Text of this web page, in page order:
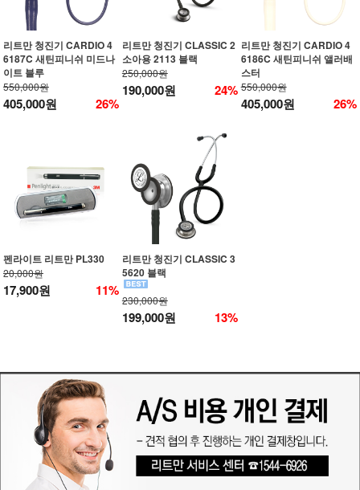
리트만 청진기 CARDIO 4
6187C 새틴피니쉬 미드나
이트 블루
550,000원
405,000원 26%
리트만 청진기 CLASSIC 2
소아용 2113 블랙
250,000원
190,000원 24%
리트만 청진기 CARDIO 4
6186C 새틴피니쉬 앨러배
스터
550,000원
405,000원 26%
펜라이트 리트만 PL330
20,000원
17,900원 11%
리트만 청진기 CLASSIC 3
5620 블랙
230,000원
199,000원 13%